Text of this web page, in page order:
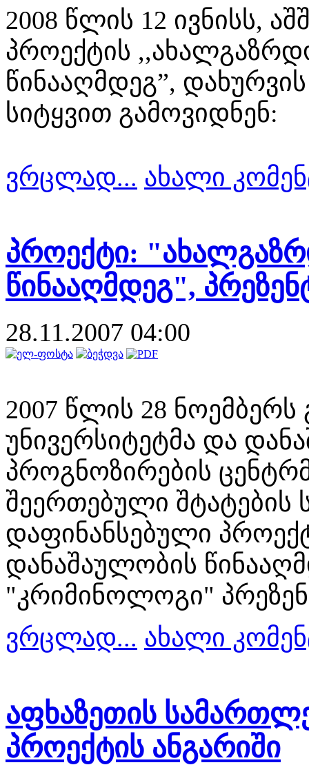
2008 წლის 12 ივნისს,
პროექტის
წინააღმდეგ”,
სიტყვით გამოვიდნენ:
ვრცლად... ახალი
პროექტი:
წინააღმდეგ",
28.11.2007 04:00
2007 წლის 28
უნივერსიტეტმა და
პროგნოზირების
შეერთებული შტატების
დაფინანსებული
დანაშაულობის
"კრიმინოლოგი"
ვრცლად... ახალი
აფხაზეთის
პროექტის ანგარიში